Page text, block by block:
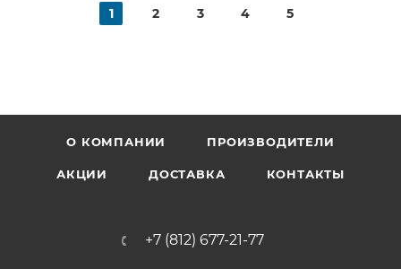
1 2 3 4 5
О КОМПАНИИ ПРОИЗВОДИТЕЛИ
АКЦИИ ДОСТАВКА КОНТАКТЫ
+7 (812) 677-21-77